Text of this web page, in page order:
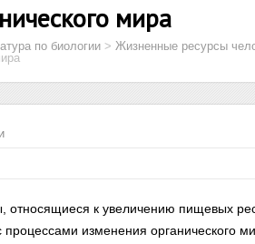
мира
по биологии > Жизненные ресурсы
к увеличению пищевых
изменения органического